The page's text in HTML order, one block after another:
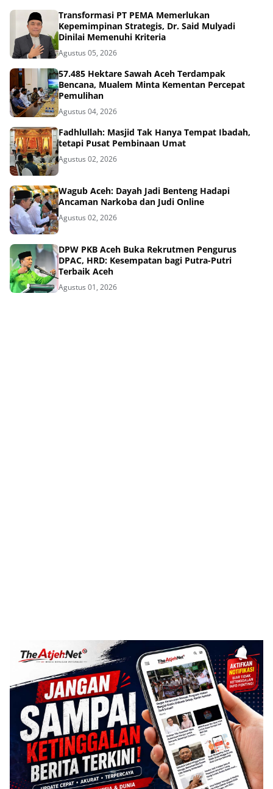
Transformasi PT PEMA Memerlukan
Kepemimpinan Strategis, Dr. Said Mulyadi
Dinilai Memenuhi Kriteria
Agustus 05, 2026
57.485 Hektare Sawah Aceh Terdampak
Bencana, Mualem Minta Kementan Percepat
Pemulihan
Agustus 04, 2026
Fadhlullah: Masjid Tak Hanya Tempat Ibadah,
tetapi Pusat Pembinaan Umat
Agustus 02, 2026
Wagub Aceh: Dayah Jadi Benteng Hadapi
Ancaman Narkoba dan Judi Online
Agustus 02, 2026
DPW PKB Aceh Buka Rekrutmen Pengurus
DPAC, HRD: Kesempatan bagi Putra-Putri
Terbaik Aceh
Agustus 01, 2026